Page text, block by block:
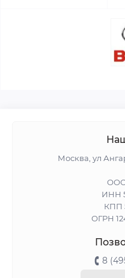
Москва, ул
ИНН
КПП
ОГРН
8